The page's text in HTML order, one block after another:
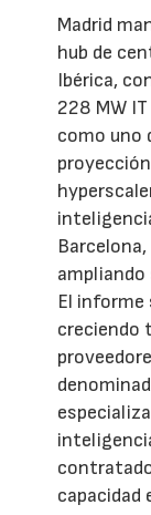
Madrid
hub de
Ibérica,
228 MW
como uno
ampliando
El informe
creciendo
capacidad